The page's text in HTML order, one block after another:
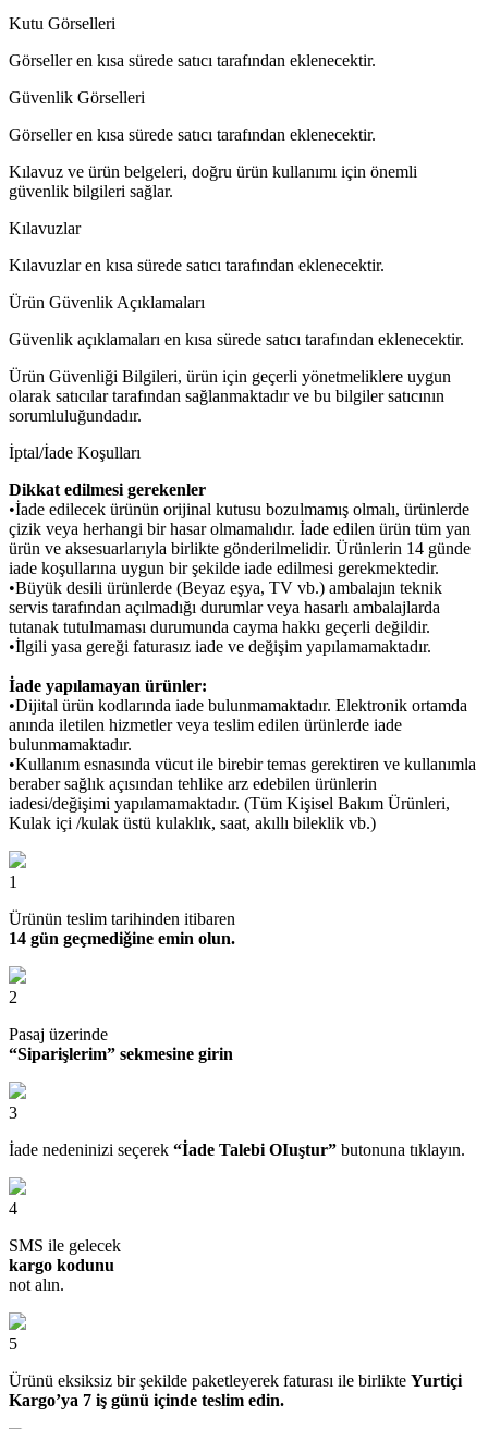
Kutu Görselleri
Görseller en kısa sürede satıcı tarafından eklenecektir.
Güvenlik Görselleri
Görseller en kısa sürede satıcı tarafından eklenecektir.
Kılavuz ve ürün belgeleri, doğru ürün kullanımı için önemli
güvenlik bilgileri sağlar.
Kılavuzlar
Kılavuzlar en kısa sürede satıcı tarafından eklenecektir.
Ürün Güvenlik Açıklamaları
Güvenlik açıklamaları en kısa sürede satıcı tarafından eklenecektir.
Ürün Güvenliği Bilgileri, ürün için geçerli yönetmeliklere uygun
olarak satıcılar tarafından sağlanmaktadır ve bu bilgiler satıcının
sorumluluğundadır.
İptal/İade Koşulları
Dikkat edilmesi gerekenler
•İade edilecek ürünün orijinal kutusu bozulmamış olmalı, ürünlerde
çizik veya herhangi bir hasar olmamalıdır. İade edilen ürün tüm yan
ürün ve aksesuarlarıyla birlikte gönderilmelidir. Ürünlerin 14 günde
iade koşullarına uygun bir şekilde iade edilmesi gerekmektedir.
•Büyük desili ürünlerde (Beyaz eşya, TV vb.) ambalajın teknik
servis tarafından açılmadığı durumlar veya hasarlı ambalajlarda
tutanak tutulmaması durumunda cayma hakkı geçerli değildir.
•İlgili yasa gereği faturasız iade ve değişim yapılamamaktadır.
İade yapılamayan ürünler:
•Dijital ürün kodlarında iade bulunmamaktadır. Elektronik ortamda
anında iletilen hizmetler veya teslim edilen ürünlerde iade
bulunmamaktadır.
•Kullanım esnasında vücut ile birebir temas gerektiren ve kullanımla
beraber sağlık açısından tehlike arz edebilen ürünlerin
iadesi/değişimi yapılamamaktadır. (Tüm Kişisel Bakım Ürünleri,
Kulak içi /kulak üstü kulaklık, saat, akıllı bileklik vb.)
1
Ürünün teslim tarihinden itibaren
14 gün geçmediğine emin olun.
2
Pasaj üzerinde
“Siparişlerim” sekmesine girin
3
İade nedeninizi seçerek “İade Talebi OIuştur” butonuna tıklayın.
4
SMS ile gelecek
kargo kodunu
not alın.
5
Ürünü eksiksiz bir şekilde paketleyerek faturası ile birlikte Yurtiçi
Kargo’ya 7 iş günü içinde teslim edin.